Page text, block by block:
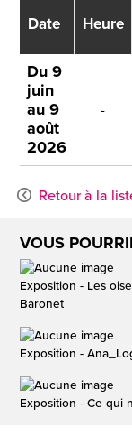
Date Heure
Du 9
juin
au 9
août
2026
-
Retour à la
VOUS
Exposition - Les
Baronet
Exposition -
Exposition - Ce qui